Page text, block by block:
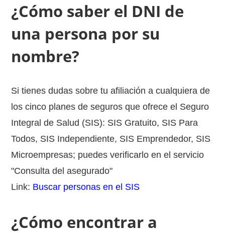
¿Cómo saber el DNI de
una persona por su
nombre?
Si tienes dudas sobre tu afiliación a cualquiera de
los cinco planes de seguros que ofrece el Seguro
Integral de Salud (SIS): SIS Gratuito, SIS Para
Todos, SIS Independiente, SIS Emprendedor, SIS
Microempresas; puedes verificarlo en el servicio
"Consulta del asegurado"
Link: Buscar personas en el SIS
¿Cómo encontrar a